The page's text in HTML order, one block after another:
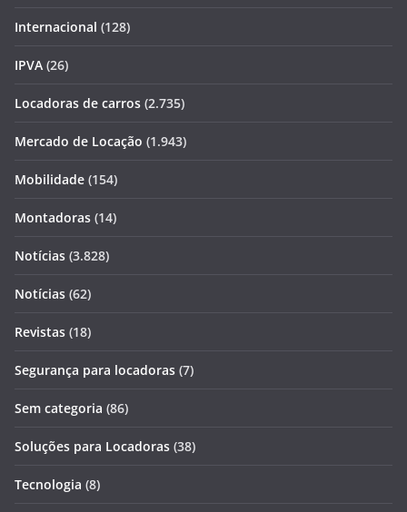
Internacional (128)
IPVA (26)
Locadoras de carros (2.735)
Mercado de Locação (1.943)
Mobilidade (154)
Montadoras (14)
Notícias (3.828)
Notícias (62)
Revistas (18)
Segurança para locadoras (7)
Sem categoria (86)
Soluções para Locadoras (38)
Tecnologia (8)